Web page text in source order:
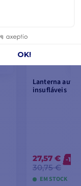
Lanterna
insufláveis
27,57 €
30,75 €
-10%
EM STOCK